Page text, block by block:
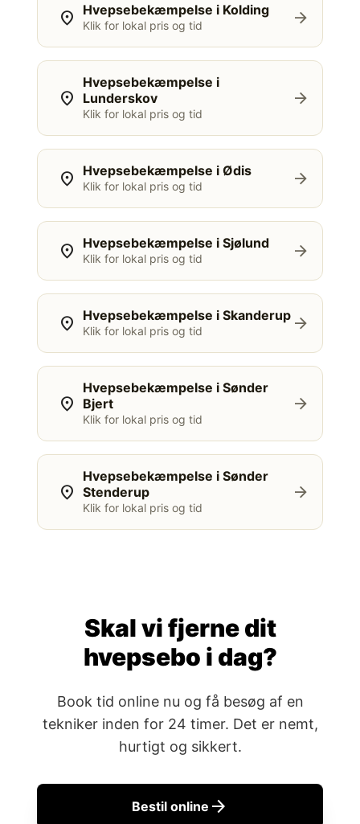
location_on Hvepsebekæmpelse i Kolding
Klik for lokal pris og tid arrow_forward
location_on
Hvepsebekæmpelse i
Lunderskov
Klik for lokal pris og tid
arrow_forward
location_on Hvepsebekæmpelse i Ødis
Klik for lokal pris og tid arrow_forward
location_on Hvepsebekæmpelse i Sjølund
Klik for lokal pris og tid arrow_forward
location_on Hvepsebekæmpelse i Skanderup
Klik for lokal pris og tid arrow_forward
location_on
Hvepsebekæmpelse i Sønder
Bjert
Klik for lokal pris og tid
arrow_forward
location_on
Hvepsebekæmpelse i Sønder
Stenderup
Klik for lokal pris og tid
arrow_forward
Skal vi fjerne dit
hvepsebo i dag?
Book tid online nu og få besøg af en
tekniker inden for 24 timer. Det er nemt,
hurtigt og sikkert.
Bestil online arrow_forward